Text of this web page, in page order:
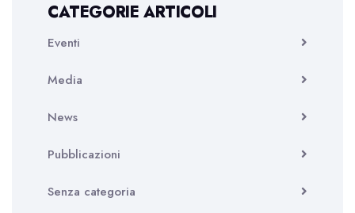
CATEGORIE ARTICOLI
Eventi
Media
News
Pubblicazioni
Senza categoria